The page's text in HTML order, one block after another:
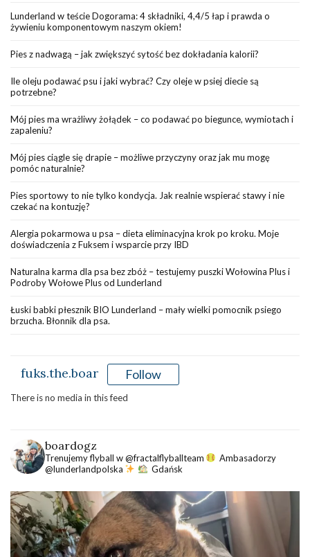
Lunderland w teście Dogorama: 4 składniki, 4,4/5 łap i prawda o
żywieniu komponentowym naszym okiem!
Pies z nadwagą – jak zwiększyć sytość bez dokładania kalorii?
Ile oleju podawać psu i jaki wybrać? Czy oleje w psiej diecie są
potrzebne?
Mój pies ma wrażliwy żołądek – co podawać po biegunce, wymiotach i
zapaleniu?
Mój pies ciągle się drapie – możliwe przyczyny oraz jak mu mogę
pomóc naturalnie?
Pies sportowy to nie tylko kondycja. Jak realnie wspierać stawy i nie
czekać na kontuzję?
Alergia pokarmowa u psa – dieta eliminacyjna krok po kroku. Moje
doświadczenia z Fuksem i wsparcie przy IBD
Naturalna karma dla psa bez zbóż – testujemy puszki Wołowina Plus i
Podroby Wołowe Plus od Lunderland
Łuski babki płesznik BIO Lunderland – mały wielki pomocnik psiego
brzucha. Błonnik dla psa.
fuks.the.boar Follow
There is no media in this feed
boardogz
Trenujemy flyball w @fractalflyballteam
Ambasadorzy
@lunderlandpolska
Gdańsk